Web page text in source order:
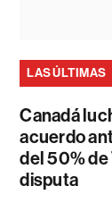
LAS ÚLTIMAS
Canadá
acuerdo
del 50% de
disputa